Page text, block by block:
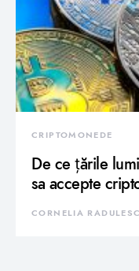
CRIPTOMONEDE
De ce țările
sa accepte
CORNELIA